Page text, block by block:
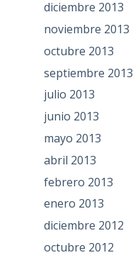
diciembre 2013
noviembre 2013
octubre 2013
septiembre 2013
julio 2013
junio 2013
mayo 2013
abril 2013
febrero 2013
enero 2013
diciembre 2012
octubre 2012